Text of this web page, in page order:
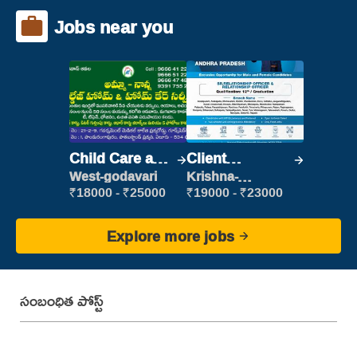
Jobs near you
Child Care and
Patient care
West-godavari
₹18000 - ₹25000
Client
Relationship
Executive
Krishna-
vijayawada
₹19000 - ₹23000
Explore more jobs
సంబంధిత పోస్ట్